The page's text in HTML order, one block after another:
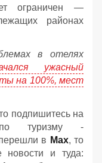
ограничен —
районах
в отелях
ужасный
на 100%, мест
подпишитесь на
туризму -
в Мах, то
новости и туда: